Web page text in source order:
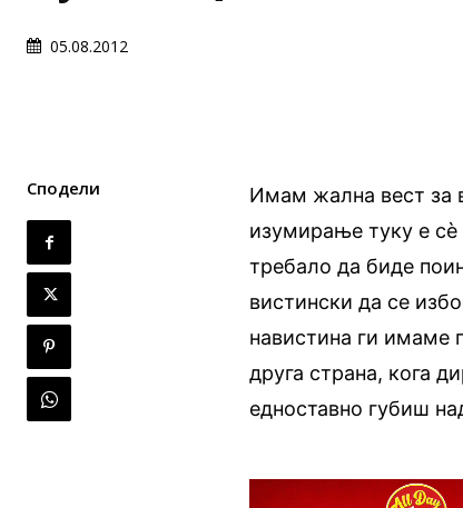
05.08.2012
Сподели
Имам жална вест за
изумирање туку е
требало да биде
вистински да се
навистина ги имаме
друга страна, кога
едноставно губиш